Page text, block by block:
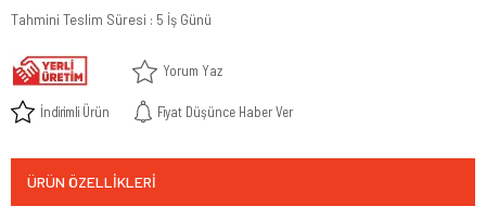
Tahmini Teslim Süresi : 5 İş Günü
Yorum Yaz
İndirimli Ürün Fiyat Düşünce Haber Ver
ÜRÜN ÖZELLIKLERI